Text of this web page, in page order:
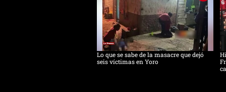
Lo que se sabe de la masacre que dejó
seis víctimas en Yoro